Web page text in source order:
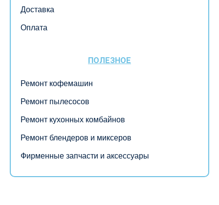
Доставка
Оплата
ПОЛЕЗНОЕ
Ремонт кофемашин
Ремонт пылесосов
Ремонт кухонных комбайнов
Ремонт блендеров и миксеров
Фирменные запчасти и аксессуары